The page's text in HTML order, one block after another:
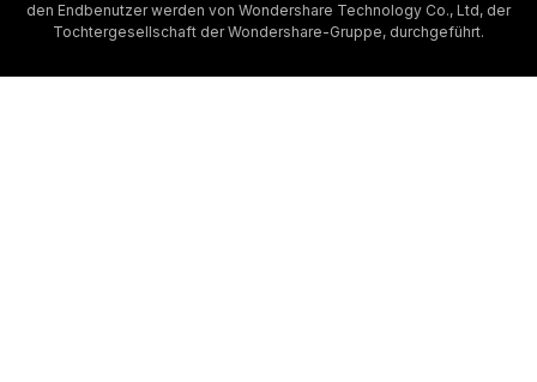
den Endbenutzer werden von Wondershare Technology Co., Ltd, der
Tochtergesellschaft der Wondershare-Gruppe, durchgeführt.